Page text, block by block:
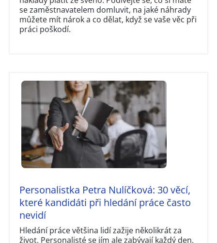
se zaměstnavatelem domluvit, na jaké náhrady
můžete mít nárok a co dělat, když se vaše věc při
práci poškodí.
Personalistka Petra Nulíčková: 30 věcí,
které kandidáti při hledání práce často
nevidí
Hledání práce většina lidí zažije několikrát za
život. Personalisté se jím ale zabývají každý den.